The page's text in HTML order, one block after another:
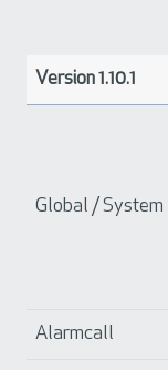
Version 1.10.1
Global / System
Alarmcall